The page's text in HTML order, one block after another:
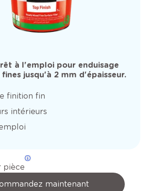
à l'emploi pour enduisage
jusqu'à 2 mm d'épaisseur.
finition fin
intérieurs
pièce
maintenant